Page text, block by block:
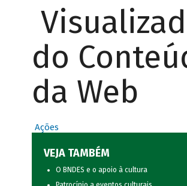
do
da Web
Ações
VEJA TAMBÉM
O BNDES e o apoio à cultura